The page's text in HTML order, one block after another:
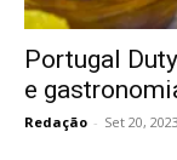
Portugal
e
Redação - Set 20, 2023